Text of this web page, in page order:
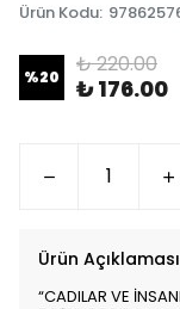
Ürün Kodu:
%20 ₺ 220.00
₺ 176.00
Ürün Açıklaması
“CADILAR VE